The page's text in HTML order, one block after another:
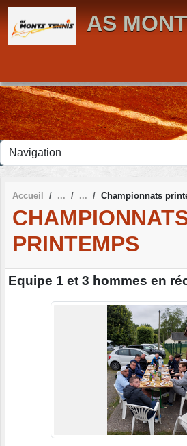
AS
Accueil Championnats
PRINTEMPS
Equipe 1 et 3 hommes en
Panneau de gestion des cookies